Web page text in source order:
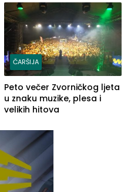
ČARŠIJA
Peto večer Zvorničkog ljeta
u znaku muzike, plesa i
velikih hitova